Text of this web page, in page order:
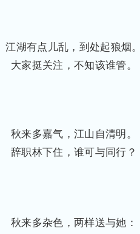
江湖有点儿乱，到处起狼烟。
大家挺关注，不知该谁管。
秋来多嘉气，江山自清明。
辞职林下住，谁可与同行？
秋来多杂色，两样送与她：